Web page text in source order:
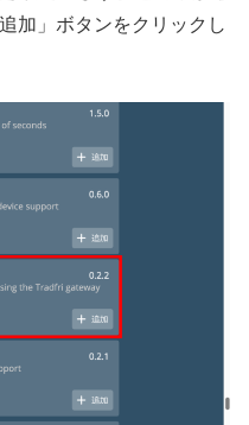
加」ボタンをクリックし